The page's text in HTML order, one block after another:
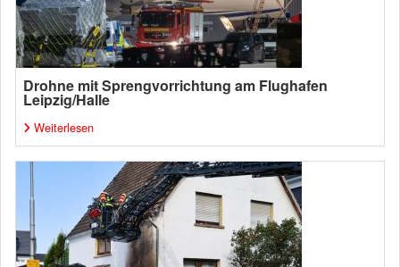
Drohne mit Sprengvorrichtung am Flughafen
Leipzig/Halle
Weiterlesen